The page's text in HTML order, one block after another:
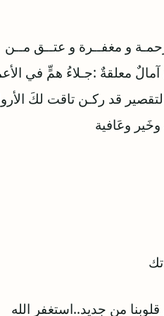
رحمـة و مغفــرة و عتــق مــن
آمالٌ معلقةٌ :جـلاءُ همٍّ في
قد ركـن تاقت لكَ
وعَافية
قلوبنا من جديد..استغفر الله